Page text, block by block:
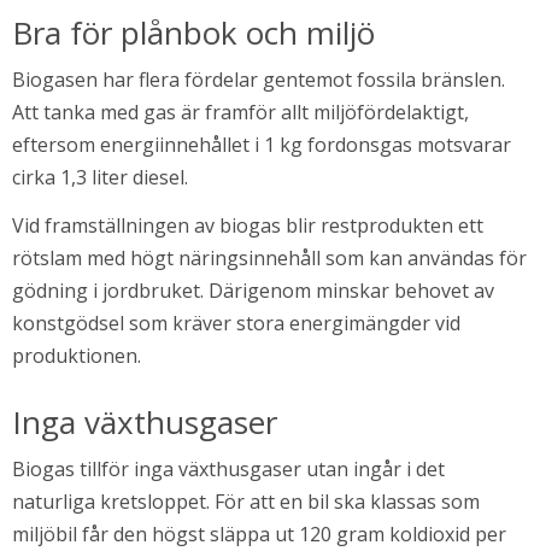
Bra för plånbok och miljö
Biogasen har flera fördelar gentemot fossila bränslen.
Att tanka med gas är framför allt miljöfördelaktigt,
eftersom energiinnehållet i 1 kg fordonsgas motsvarar
cirka 1,3 liter diesel.
Vid framställningen av biogas blir restprodukten ett
rötslam med högt näringsinnehåll som kan användas för
gödning i jordbruket. Därigenom minskar behovet av
konstgödsel som kräver stora energimängder vid
produktionen.
Inga växthusgaser
Biogas tillför inga växthusgaser utan ingår i det
naturliga kretsloppet. För att en bil ska klassas som
miljöbil får den högst släppa ut 120 gram koldioxid per